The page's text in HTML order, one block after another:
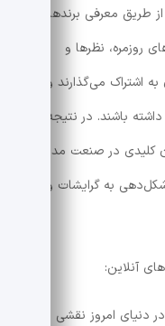
طریق معرفی برندهای
روزمره، نظرها و
اشتراک می‌گذارند و به
باشند. در نتیجه،
کلیدی در صنعت مد و
به گرایشات و
دنیای امروز نقشی